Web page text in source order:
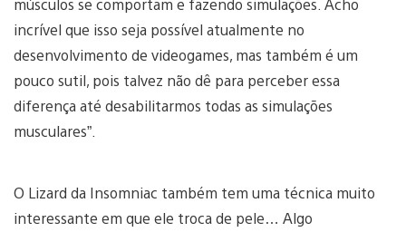
músculos se comportam e fazendo simulações. Acho
incrível que isso seja possível atualmente no
desenvolvimento de videogames, mas também é um
pouco sutil, pois talvez não dê para perceber essa
diferença até desabilitarmos todas as simulações
musculares”.
O Lizard da Insomniac também tem uma técnica muito
interessante em que ele troca de pele… Algo